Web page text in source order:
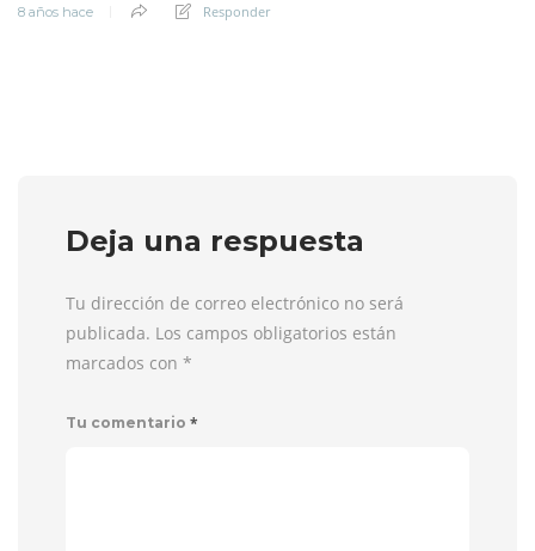
8 años hace Responder
Deja una respuesta
Tu dirección de correo electrónico no será
publicada. Los campos obligatorios están
marcados con *
Tu comentario *